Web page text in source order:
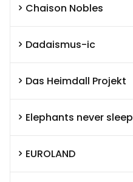
Chaison Nobles
Dadaismus-ic
Das Heimdall Projekt
Elephants never sleep
EUROLAND